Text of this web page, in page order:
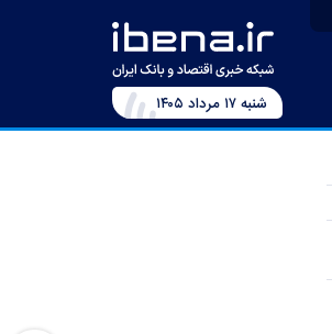
شنبه ۱۷ مرداد ۱۴۰۵